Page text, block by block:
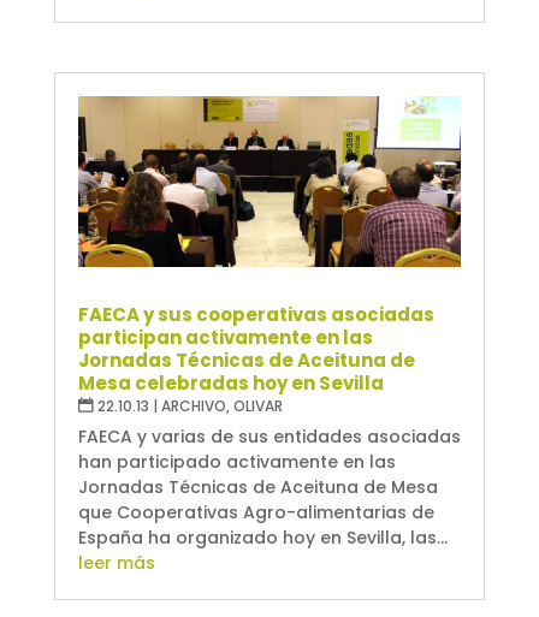
FAECA y sus cooperativas asociadas
participan activamente en las
Jornadas Técnicas de Aceituna de
Mesa celebradas hoy en Sevilla
22.10.13 | ARCHIVO,OLIVAR
FAECA y varias de sus entidades asociadas
han participado activamente en las
Jornadas Técnicas de Aceituna de Mesa
que Cooperativas Agro-alimentarias de
España ha organizado hoy en Sevilla, las...
leer más